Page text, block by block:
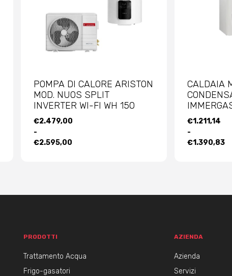
POMPA DI CALORE ARISTON
MOD. NUOS SPLIT
INVERTER WI-FI WH 150
€2.479,00
-
€2.595,00
FASCIA
DI
PREZZO:
CALDAIA
€1.211,14
-
€1.390,83
FASCIA
DI
PREZZO:
PRODOTTI
Trattamento Acqua
Frigo-gasatori
AZIENDA
Azienda
Servizi